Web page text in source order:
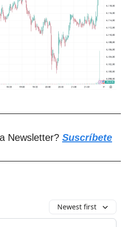
Newsletter? Suscríbete
Newest first